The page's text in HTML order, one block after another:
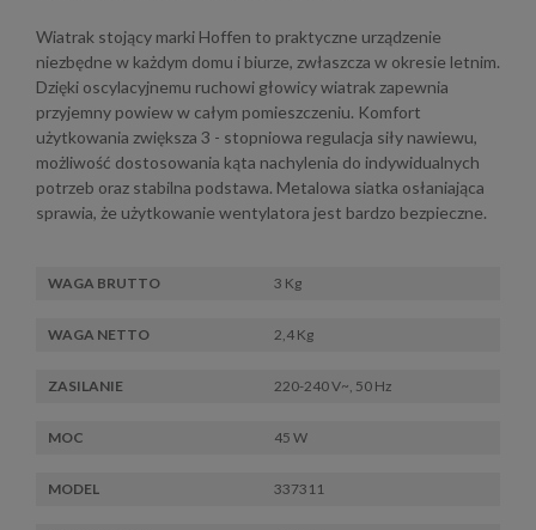
Wiatrak stojący marki Hoffen to praktyczne urządzenie
niezbędne w każdym domu i biurze, zwłaszcza w okresie letnim.
Dzięki oscylacyjnemu ruchowi głowicy wiatrak zapewnia
przyjemny powiew w całym pomieszczeniu. Komfort
użytkowania zwiększa 3 - stopniowa regulacja siły nawiewu,
możliwość dostosowania kąta nachylenia do indywidualnych
potrzeb oraz stabilna podstawa. Metalowa siatka osłaniająca
sprawia, że użytkowanie wentylatora jest bardzo bezpieczne.
WAGA BRUTTO 3 Kg
WAGA NETTO 2,4 Kg
ZASILANIE 220-240 V~, 50 Hz
MOC 45 W
MODEL 337311